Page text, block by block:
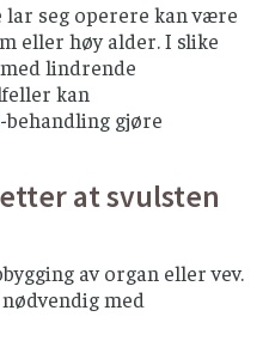
seg operere kan være
eller høy alder. I slike
lindrende
kan
-behandling gjøre
at svulsten
av organ eller vev.
med